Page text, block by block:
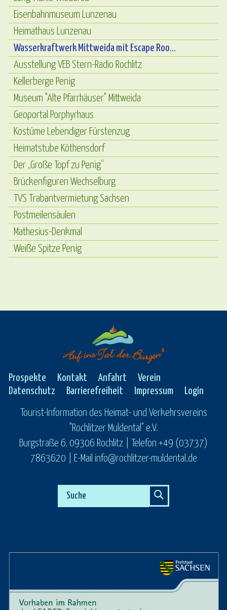
Eisenbahnmuseum Lunzenau
Heimathaus Lunzenau
Wasserkraftwerk Mittweida mit Escape Roo...
Ausstellung VEB Stern-Radio Rochlitz
Kellerberge Penig
Museum "Alte Pfarrhäuser" Mittweida
Geoportal Porphyrhaus
Kostüme Lebendiger Fürstenzug
Heimatstube Köthensdorf
Der „Große Topf zu Penig“
Brückenfiguren Wechselburg
TVS Trabantvermietung Sachsen
Postmeilensäulen
Mathesius-Denkmal
Weiße Spitze Penig
Prospekte Kontakt Anfahrt
Verein
Datenschutz
Barrierefreiheit Impressum Login
Tourist-Information des Heimat- und Verkehrsvereins
"Rochlitzer Muldental" e.V.
Burgstraße 6, 09306 Rochlitz | Telefon +49 (03737)
7863620 | E-Mail info@rochlitzer-muldental.de